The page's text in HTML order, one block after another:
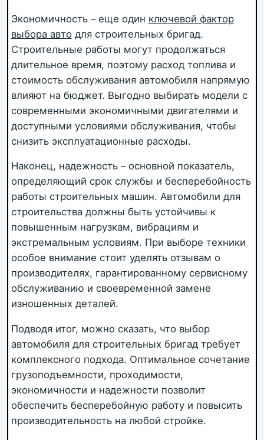
Экономичность – еще один ключевой фактор
выбора автодля строительных бригад.
Строительные работы могут продолжаться
длительное время, поэтому расход топлива и
стоимость обслуживания автомобиля напрямую
влияют на бюджет. Выгодно выбирать модели с
современными экономичными двигателями и
доступными условиями обслуживания, чтобы
снизить эксплуатационные расходы.
Наконец, надежность – основной показатель,
определяющий срок службы и бесперебойность
работы строительных машин. Автомобили для
строительства должны быть устойчивы к
повышенным нагрузкам, вибрациям и
экстремальным условиям. При выборе техники
особое внимание стоит уделять отзывам о
производителях, гарантированному сервисному
обслуживанию и своевременной замене
изношенных деталей.
Подводя итог, можно сказать, что выбор
автомобиля для строительных бригад требует
комплексного подхода. Оптимальное сочетание
грузоподъемности, проходимости,
экономичности и надежности позволит
обеспечить бесперебойную работу и повысить
производительность на любой стройке.